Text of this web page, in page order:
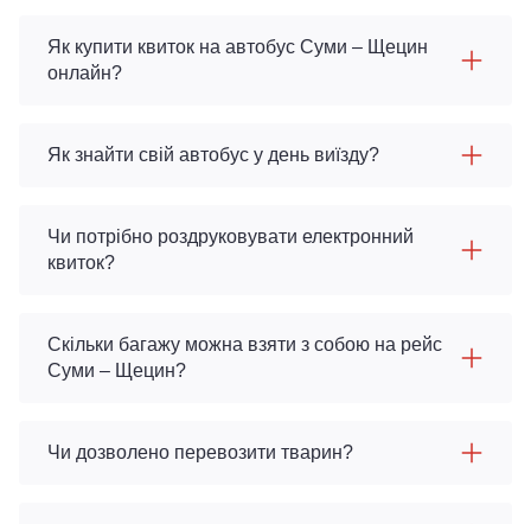
Як купити квиток на автобус Суми – Щецин
онлайн?
Як знайти свій автобус у день виїзду?
Чи потрібно роздруковувати електронний
квиток?
Скільки багажу можна взяти з собою на рейс
Суми – Щецин?
Чи дозволено перевозити тварин?